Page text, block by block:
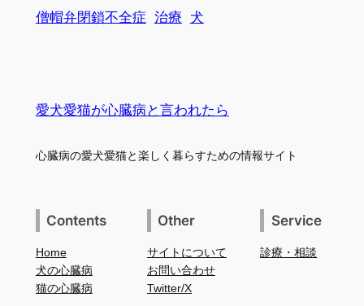
僧帽弁閉鎖不全症 治療 犬
愛犬愛猫が心臓病と言われたら
心臓病の愛犬愛猫と楽しく暮らすための情報サイト
Contents
Home
犬の心臓病
猫の心臓病
Other
サイトについて
お問い合わせ
Twitter/X
Service
診療・相談